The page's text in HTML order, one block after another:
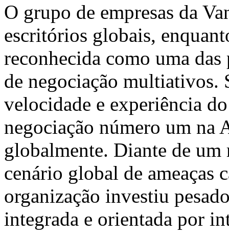
O grupo de empresas da
escritórios globais,
reconhecida como uma
de negociação
velocidade e experiência
negociação número um na
globalmente. Diante de um
cenário global de ameaças
organização investiu
integrada e orientada por